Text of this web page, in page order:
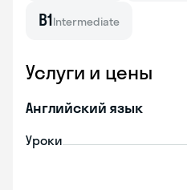
B1Intermediate
Услуги и цены
Английский язык
Уроки